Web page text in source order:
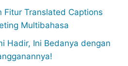
Fitur Translated Captions
Multibahasa
Hadir, Ini Bedanya dengan